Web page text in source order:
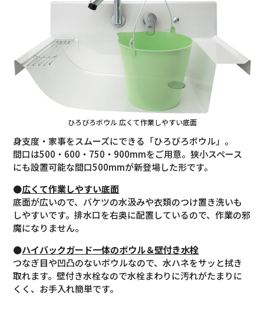
ひろびろボウル 広くて作業しやすい底面
身支度・家事をスムーズにできる「ひろびろボウル」。
間口は500・600・750・900mmをご用意。狭小スペース
にも設置可能な間口500mmが新登場した形です。
●広くて作業しやすい底面
底面が広いので、バケツの水汲みや衣類のつけ置き洗いも
しやすいです。排水口を右奥に配置しているので、作業の邪
魔になりません。
●ハイバックガード一体のボウル＆壁付き水栓
つなぎ目や凹凸のないボウルなので、水ハネをサッと拭き
取れます。壁付き水栓なので水栓まわりに汚れがたまりに
くく、お手入れ簡単です。